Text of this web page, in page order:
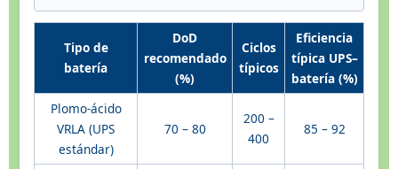
Tipo de
batería
DoD
recomendado
(%)
Ciclos
típicos
Eficiencia
típica UPS–
batería (%)
Plomo-ácido
VRLA (UPS
estándar)
70 – 80
200 –
400
85 – 92